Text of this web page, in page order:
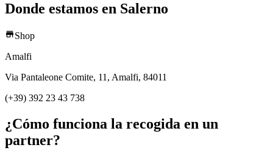
Donde estamos en Salerno
Shop
Amalfi
Via Pantaleone Comite, 11, Amalfi, 84011
(+39) 392 23 43 738
¿Cómo funciona la recogida en un
partner?